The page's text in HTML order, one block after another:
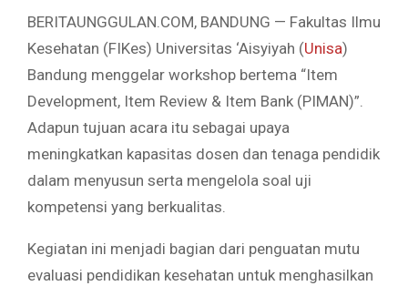
BERITAUNGGULAN.COM, BANDUNG — Fakultas Ilmu
Kesehatan (FIKes) Universitas ‘Aisyiyah (Unisa)
Bandung menggelar workshop bertema “Item
Development, Item Review & Item Bank (PIMAN)”.
Adapun tujuan acara itu sebagai upaya
meningkatkan kapasitas dosen dan tenaga pendidik
dalam menyusun serta mengelola soal uji
kompetensi yang berkualitas.
Kegiatan ini menjadi bagian dari penguatan mutu
evaluasi pendidikan kesehatan untuk menghasilkan